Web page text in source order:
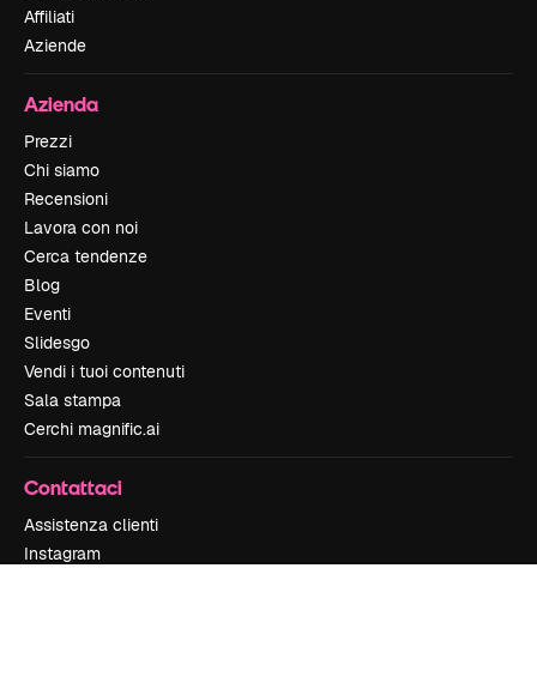
Affiliati
Aziende
Azienda
Prezzi
Chi siamo
Recensioni
Lavora con noi
Cerca tendenze
Blog
Eventi
Slidesgo
Vendi i tuoi contenuti
Sala stampa
Cerchi magnific.ai
Contattaci
Assistenza clienti
Instagram